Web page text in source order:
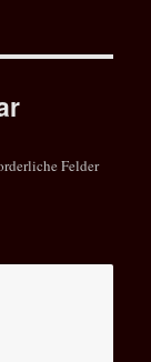
Felder